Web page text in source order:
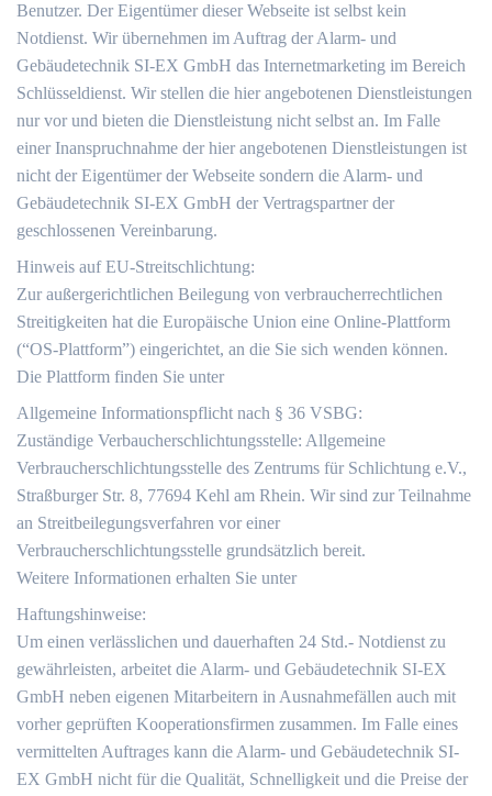
Benutzer. Der Eigentümer dieser Webseite ist selbst kein
Notdienst. Wir übernehmen im Auftrag der Alarm- und
Gebäudetechnik SI-EX GmbH das Internetmarketing im Bereich
Schlüsseldienst. Wir stellen die hier angebotenen Dienstleistungen
nur vor und bieten die Dienstleistung nicht selbst an. Im Falle
einer Inanspruchnahme der hier angebotenen Dienstleistungen ist
nicht der Eigentümer der Webseite sondern die Alarm- und
Gebäudetechnik SI-EX GmbH der Vertragspartner der
geschlossenen Vereinbarung.
Hinweis auf EU-Streitschlichtung:
Zur außergerichtlichen Beilegung von verbraucherrechtlichen
Streitigkeiten hat die Europäische Union eine Online-Plattform
(“OS-Plattform”) eingerichtet, an die Sie sich wenden können.
Die Plattform finden Sie unter
Allgemeine Informationspflicht nach § 36 VSBG:
Zuständige Verbaucherschlichtungsstelle: Allgemeine
Verbraucherschlichtungsstelle des Zentrums für Schlichtung e.V.,
Straßburger Str. 8, 77694 Kehl am Rhein. Wir sind zur Teilnahme
an Streitbeilegungsverfahren vor einer
Verbraucherschlichtungsstelle grundsätzlich bereit.
Weitere Informationen erhalten Sie unter
Haftungshinweise:
Um einen verlässlichen und dauerhaften 24 Std.- Notdienst zu
gewährleisten, arbeitet die Alarm- und Gebäudetechnik SI-EX
GmbH neben eigenen Mitarbeitern in Ausnahmefällen auch mit
vorher geprüften Kooperationsfirmen zusammen. Im Falle eines
vermittelten Auftrages kann die Alarm- und Gebäudetechnik SI-
EX GmbH nicht für die Qualität, Schnelligkeit und die Preise der